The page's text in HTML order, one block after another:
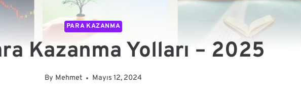
PARA KAZANMA
Kazanma Yolları – 2025
By Mehmet Mayıs 12, 2024